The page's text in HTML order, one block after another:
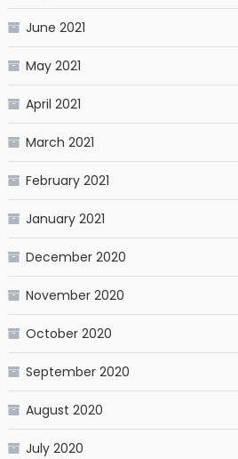
June 2021
May 2021
April 2021
March 2021
February 2021
January 2021
December 2020
November 2020
October 2020
September 2020
August 2020
July 2020